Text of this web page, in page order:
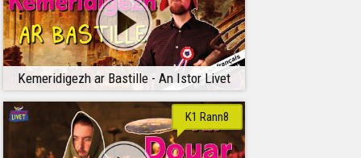
Kemeridigezh ar Bastille - An Istor Livet
K1 Rann8